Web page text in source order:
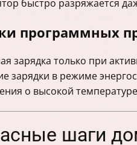
быстро разряжается
программных
зарядка только при
зарядки в режиме
о высокой
шаги